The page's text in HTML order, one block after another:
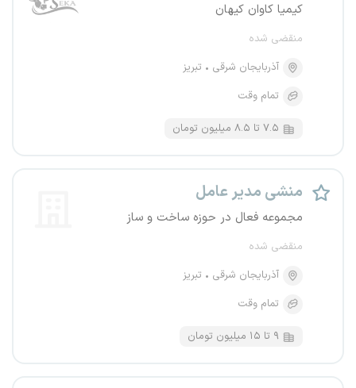
کیمیا کاوان کیهان
منقضی شده
آذربایجان شرقی
تبریز
تمام وقت
۷.۵ تا ۸.۵ میلیون تومان
منشی مدیر عامل
مجموعه فعال در حوزه ساخت و ساز
منقضی شده
آذربایجان شرقی
تبریز
تمام وقت
۹ تا ۱۵ میلیون تومان